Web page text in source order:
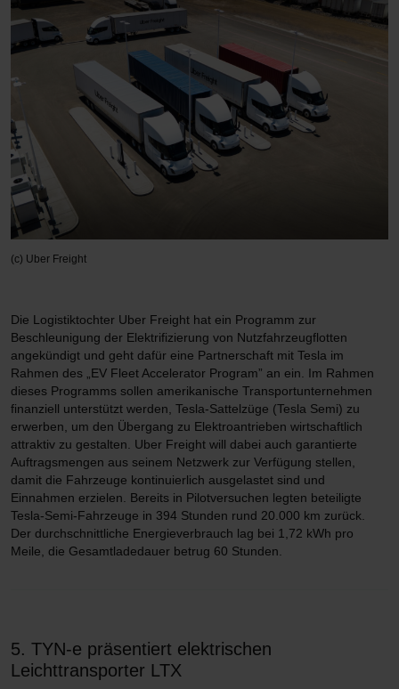
(c) Uber Freight
Die Logistiktochter Uber Freight hat ein Programm zur
Beschleunigung der Elektrifizierung von Nutzfahrzeugflotten
angekündigt und geht dafür eine Partnerschaft mit Tesla im
Rahmen des „EV Fleet Accelerator Program” an ein. Im Rahmen
dieses Programms sollen amerikanische Transportunternehmen
finanziell unterstützt werden, Tesla-Sattelzüge (Tesla Semi) zu
erwerben, um den Übergang zu Elektroantrieben wirtschaftlich
attraktiv zu gestalten. Uber Freight will dabei auch garantierte
Auftragsmengen aus seinem Netzwerk zur Verfügung stellen,
damit die Fahrzeuge kontinuierlich ausgelastet sind und
Einnahmen erzielen. Bereits in Pilotversuchen legten beteiligte
Tesla-Semi-Fahrzeuge in 394 Stunden rund 20.000 km zurück.
Der durchschnittliche Energieverbrauch lag bei 1,72 kWh pro
Meile, die Gesamtladedauer betrug 60 Stunden.
5. TYN-e präsentiert elektrischen
Leichttransporter LTX